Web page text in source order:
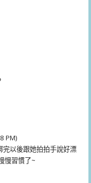
PM)
完以後跟她拍拍手說好漂
慢習慣了~